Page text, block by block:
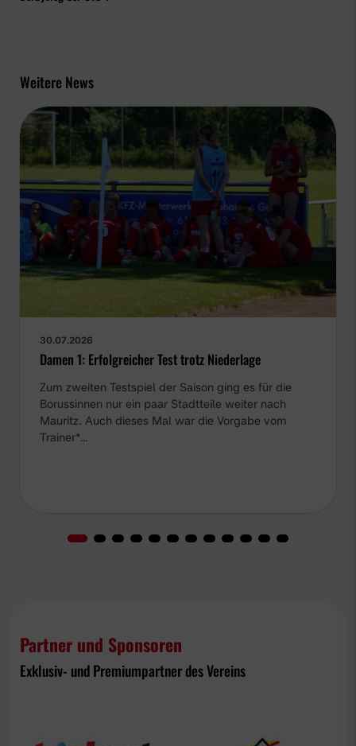
Weitere News
30.07.2026
Damen 1: Erfolgreicher Test trotz Niederlage
Zum zweiten Testspiel der Saison ging es für die
Borussinnen nur ein paar Stadtteile weiter nach
Mauritz. Auch dieses Mal war die Vorgabe vom
Trainer*…
Partner und Sponsoren
Exklusiv- und Premiumpartner des Vereins